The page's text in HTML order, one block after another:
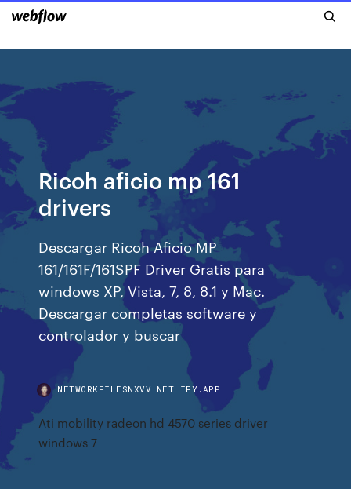
Ricoh aficio mp 161
drivers
Descargar Ricoh Aficio MP
161/161F/161SPF Driver Gratis para
windows XP, Vista, 7, 8, 8.1 y Mac.
Descargar completas software y
controlador y buscar
NETWORKFILESNXVV.NETLIFY.APP
Ati mobility radeon hd 4570 series driver
windows 7